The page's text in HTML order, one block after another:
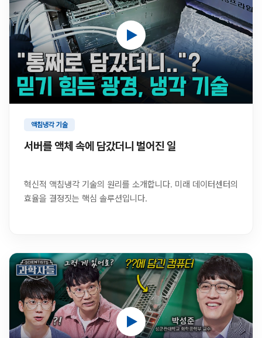
액침냉각 기술
서버를 액체 속에 담갔더니 벌어진 일
혁신적 액침냉각 기술의 원리를 소개합니다. 미래 데이터센터의
효율을 결정짓는 핵심 솔루션입니다.